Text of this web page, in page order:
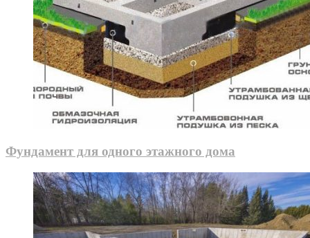
Фундамент для одного этажного дома